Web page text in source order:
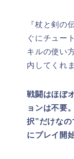
『杖と剣の
ぐにチュー
キルの使い
内してくれ
戦闘はほぼ
ョンは不要
択”だけな
にプレイ開